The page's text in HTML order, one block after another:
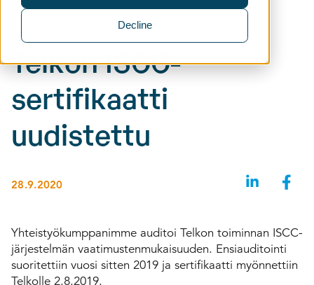
Decline
Telkon ISCC-
sertifikaatti
uudistettu
28.9.2020
Yhteistyökumppanimme auditoi Telkon toiminnan ISCC-
järjestelmän vaatimustenmukaisuuden. Ensiauditointi
suoritettiin vuosi sitten 2019 ja sertifikaatti myönnettiin
Telkolle 2.8.2019.